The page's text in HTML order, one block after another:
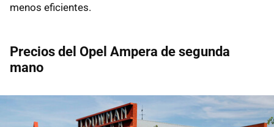
menos eficientes.
Precios del Opel Ampera de segunda
mano